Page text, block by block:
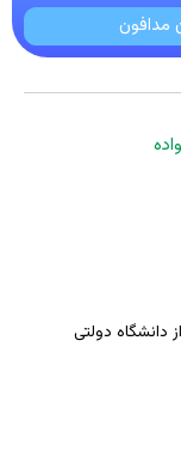
مدافون
دانشگاه دولتی